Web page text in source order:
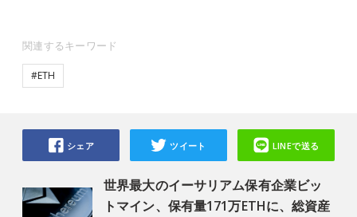
関連するキーワード
#ETH
世界最大のイーサリアム保有企業ビッ
トマイン、保有量171万ETHに、総資産
シェア ツイート LINEで送る